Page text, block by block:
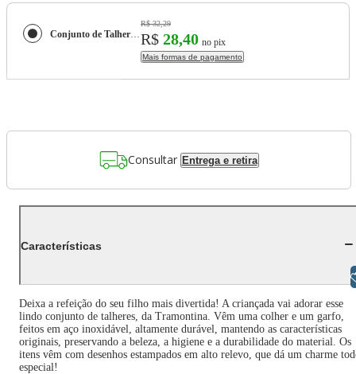
Conjunto de Talheres Tramontina p/ Crianças Inox - 2 Peças
R$ 32,29
R$ 28,40 no pix
Mais formas de pagamento
Consultar Entrega e retira
Características
Deixa a refeição do seu filho mais divertida! A criançada vai adorar esse
lindo conjunto de talheres, da Tramontina. Vêm uma colher e um garfo,
feitos em aço inoxidável, altamente durável, mantendo as características
originais, preservando a beleza, a higiene e a durabilidade do material. Os
itens vêm com desenhos estampados em alto relevo, que dá um charme
especial!